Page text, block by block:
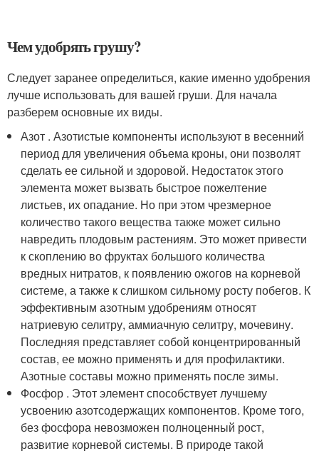
Чем удобрять грушу?
Следует заранее определиться, какие именно удобрения
лучше использовать для вашей груши. Для начала
разберем основные их виды.
Азот . Азотистые компоненты используют в весенний
период для увеличения объема кроны, они позволят
сделать ее сильной и здоровой. Недостаток этого
элемента может вызвать быстрое пожелтение
листьев, их опадание. Но при этом чрезмерное
количество такого вещества также может сильно
навредить плодовым растениям. Это может привести
к скоплению во фруктах большого количества
вредных нитратов, к появлению ожогов на корневой
системе, а также к слишком сильному росту побегов. К
эффективным азотным удобрениям относят
натриевую селитру, аммиачную селитру, мочевину.
Последняя представляет собой концентрированный
состав, ее можно применять и для профилактики.
Азотные составы можно применять после зимы.
Фосфор . Этот элемент способствует лучшему
усвоению азотсодержащих компонентов. Кроме того,
без фосфора невозможен полноценный рост,
развитие корневой системы. В природе такой